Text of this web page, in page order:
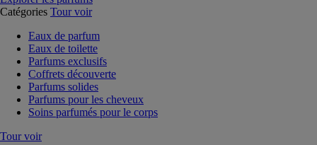
Catégories Tour voir
Eaux de parfum
Eaux de toilette
Parfums exclusifs
Coffrets découverte
Parfums solides
Parfums pour les cheveux
Soins parfumés pour le corps
Tour voir